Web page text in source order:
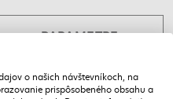
PARAMETRE
o našich návštevníkoch, na
prispôsobeného obsahu a